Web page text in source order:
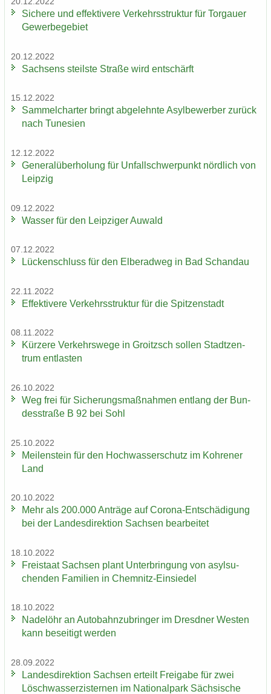
Si­che­re und ef­fek­ti­ve­re Ver­kehrs­struk­tur für Tor­gau­er
Ge­wer­be­ge­biet
20.12.2022
Sach­sens steils­te Stra­ße wird ent­schärft
15.12.2022
Sam­mel­char­ter bringt ab­ge­lehn­te Asyl­be­wer­ber zu­rück
nach Tu­ne­si­en
12.12.2022
Ge­ne­ral­über­ho­lung für Un­fall­schwer­punkt nörd­lich von
Leip­zig
09.12.2022
Was­ser für den Leip­zi­ger Au­wald
07.12.2022
Lü­cken­schluss für den El­be­rad­weg in Bad Schand­au
22.11.2022
Ef­fek­ti­ve­re Ver­kehrs­struk­tur für die Spit­zen­stadt
08.11.2022
Kür­ze­re Ver­kehrs­we­ge in Groitzsch sol­len Stadt­zen­
trum ent­las­ten
26.10.2022
Weg frei für Si­che­rungs­maß­nah­men ent­lang der Bun­
des­stra­ße B 92 bei Sohl
25.10.2022
Mei­len­stein für den Hoch­was­ser­schutz im Koh­re­ner
Land
20.10.2022
Mehr als 200.000 An­trä­ge auf Corona-​Entschädigung
bei der Lan­des­di­rek­ti­on Sach­sen be­ar­bei­tet
18.10.2022
Frei­staat Sach­sen plant Un­ter­brin­gung von asyl­su­
chen­den Fa­mi­li­en in Chemnitz-​Einsiedel
18.10.2022
Na­del­öhr an Au­to­bahn­zu­brin­ger im Dresd­ner Wes­ten
kann be­sei­tigt wer­den
28.09.2022
Lan­des­di­rek­ti­on Sach­sen er­teilt Frei­ga­be für zwei
Lösch­wass­er­zis­ter­nen im Na­tio­nal­park Säch­si­sche